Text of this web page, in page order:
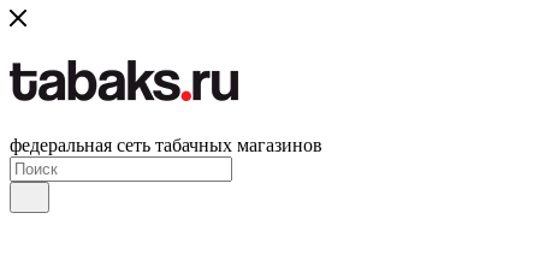
федеральная сеть табачных магазинов